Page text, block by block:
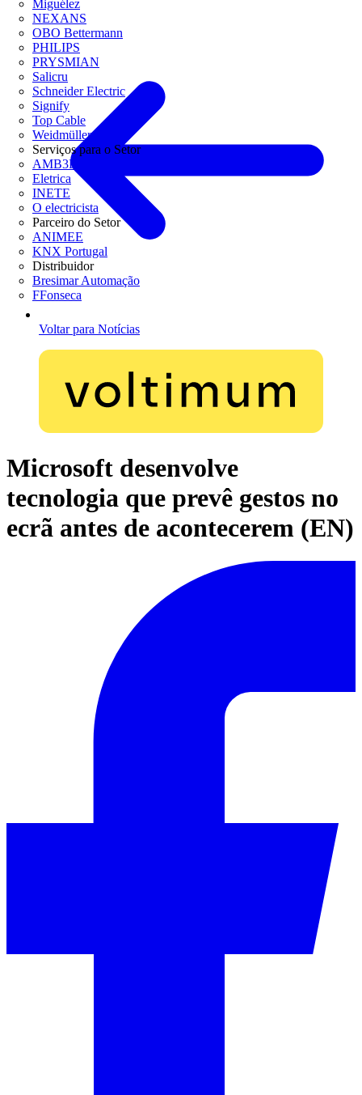
Miguélez
NEXANS
OBO Bettermann
PHILIPS
PRYSMIAN
Salicru
Schneider Electric
Signify
Top Cable
Weidmüller
Serviços para o Setor
AMB3E
Eletrica
INETE
O electricista
Parceiro do Setor
ANIMEE
KNX Portugal
Distribuidor
Bresimar Automação
FFonseca
Voltar para Notícias
Microsoft desenvolve
tecnologia que prevê gestos no
ecrã antes de acontecerem (EN)